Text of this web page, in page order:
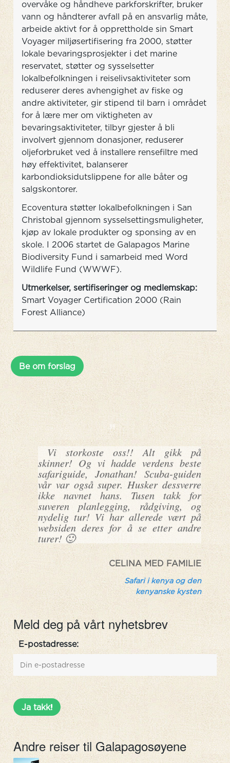
overvåke og håndheve parkforskrifter, bruker
vann og håndterer avfall på en ansvarlig måte,
arbeide aktivt for å opprettholde sin Smart
Voyager miljøsertifisering fra 2000, støtter
lokale bevaringsprosjekter i det marine
reservatet, støtter og sysselsetter
lokalbefolkningen i reiselivsaktiviteter som
reduserer deres avhengighet av fiske og
andre aktiviteter, gir stipend til barn i området
for å lære mer om viktigheten av
bevaringsaktiviteter, tilbyr gjester å bli
involvert gjennom donasjoner, reduserer
oljeforbruket ved å installere rensefiltre med
høy effektivitet, balanserer
karbondioksidutslippene for alle båter og
salgskontorer.
Ecoventura støtter lokalbefolkningen i San
Christobal gjennom sysselsettingsmuligheter,
kjøp av lokale produkter og sponsing av en
skole. I 2006 startet de Galapagos Marine
Biodiversity Fund i samarbeid med Word
Wildlife Fund (WWWF).
Utmerkelser, sertifiseringer og medlemskap:
Smart Voyager Certification 2000 (Rain
Forest Alliance)
Be om forslag
Meld deg på vårt nyhetsbrev
E-postadresse:
Andre reiser til Galapagosøyene